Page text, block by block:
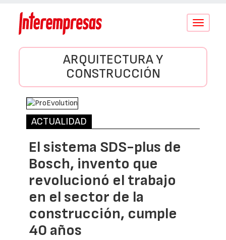
Conmutar
ARQUITECTURA Y
CONSTRUCCIÓN
ACTUALIDAD
El sistema SDS-plus de
Bosch, invento que
revolucionó el trabajo
en el sector de la
construcción, cumple
40 años